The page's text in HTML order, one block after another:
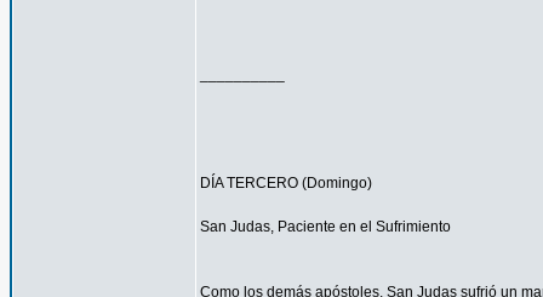
DÍA TERCERO (Domingo)
San Judas, Paciente en el Sufrimiento
Como los demás apóstoles, San Judas sufrió un